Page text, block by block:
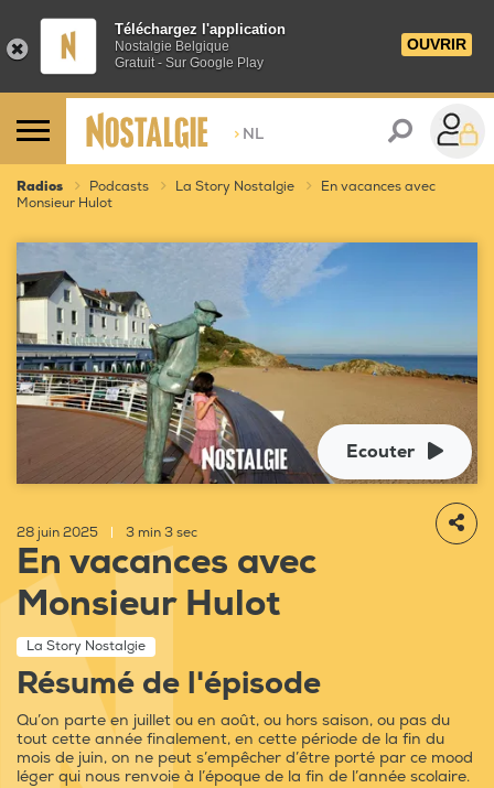
Téléchargez l'application
Nostalgie Belgique
Gratuit - Sur Google Play
OUVRIR
> NL
Radios Podcasts La Story Nostalgie
En vacances avec
Monsieur Hulot
Ecouter
28 juin 2025 3 min 3 sec
En vacances avec
Monsieur Hulot
La Story Nostalgie
Résumé de l'épisode
Qu’on parte en juillet ou en août, ou hors saison, ou pas du
tout cette année finalement, en cette période de la fin du
mois de juin, on ne peut s’empêcher d’être porté par ce mood
léger qui nous renvoie à l’époque de la fin de l’année scolaire.